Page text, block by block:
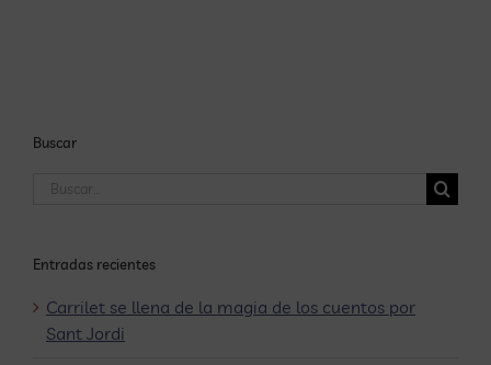
Buscar
Buscar:
Entradas recientes
Carrilet se llena de la magia de los cuentos por
Sant Jordi